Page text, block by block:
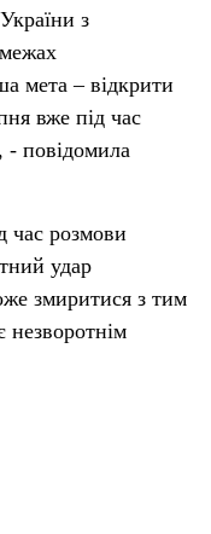
з
мета – відкрити
вже під час
- повідомила
час розмови
удар
змиритися з тим